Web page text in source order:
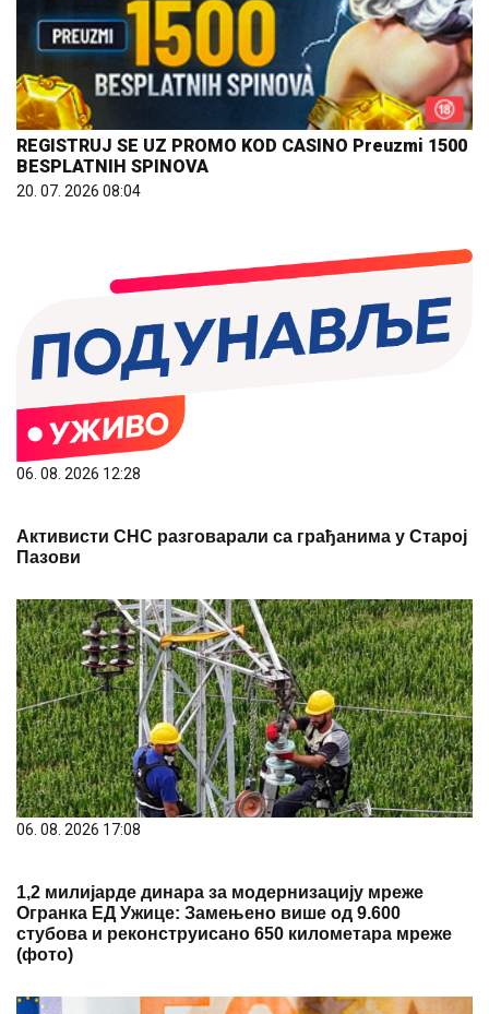
REGISTRUJ SE UZ PROMO KOD CASINO Preuzmi 1500
BESPLATNIH SPINOVA
20. 07. 2026 08:04
06. 08. 2026 12:28
Активисти СНС разговарали са грађанима у Старој
Пазови
06. 08. 2026 17:08
1,2 милијарде динара за модернизацију мреже
Огранка ЕД Ужице: Замењено више од 9.600
стубова и реконструисано 650 километара мреже
(фото)